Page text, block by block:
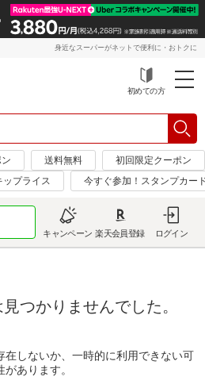
身近なスーパーがネットで便利に・おトクに
初めての方
送料無料
初回限定クーポン
ップライス 今すぐ参加！スタンプカー
キャンペーン 楽天会員登録 ログイン
つかりませんでした。
在しないか、一時的に利用できない可
があります。